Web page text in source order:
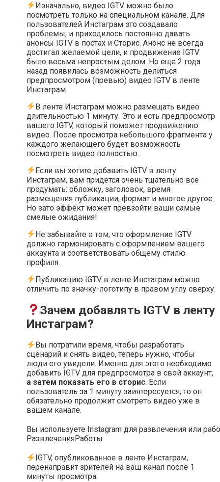
Изначально, видео IGTV можно было
посмотреть только на специальном канале. Для
пользователей Инстаграм это создавало
проблемы, и приходилось постоянно давать
анонсы IGTV в постах и Сторис. Анонс не всегда
достигал желаемой цели, и продвижение IGTV
было весьма непростым делом. Но еще 2 года
назад появилась возможность делиться
предпросмотром (превью) видео IGTV в ленте
Инстаграм.
В ленте Инстаграм можно размещать видео
длительностью 1 минуту. Это и есть предпросмотр
вашего IGTV, который поможет продвижению
видео. После просмотра небольшого фрагмента у
каждого желающего будет возможность
посмотреть видео полностью.
Если вы хотите добавить IGTV в ленту
Инстаграм, вам придется очень тщательно все
продумать: обложку, заголовок, время
размещения публикации, формат и многое другое.
Но зато эффект может превзойти ваши самые
смелые ожидания!
Не забывайте о том, что оформление IGTV
должно гармонировать с оформлением вашего
аккаунта и соответствовать общему стилю
профиля.
Публикацию IGTV в ленте Инстаграм можно
отличить по значку-логотипу в правом углу сверху.
Зачем добавлять IGTV в ленту
Инстаграм?
Вы потратили время, чтобы разработать
сценарий и снять видео, теперь нужно, чтобы
люди его увидели. Именно для этого необходимо
добавить IGTV для предпросмотра в свой аккаунт,
а затем показать его в сторис. Если
пользователь за 1 минуту заинтересуется, то он
обязательно продолжит смотреть видео уже в
вашем канале.
Вы используете Instagram для развлечения или
РазвлеченияРаботы
IGTV, опубликованное в ленте Инстаграм,
перенаправит зрителей на ваш канал после 1
минуты просмотра.